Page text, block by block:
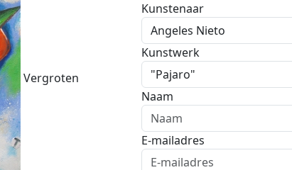
Vergroten
Kunstenaar
Kunstwerk
Naam
E-mailadres